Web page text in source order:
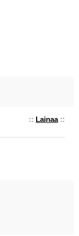
:: Lainaa::